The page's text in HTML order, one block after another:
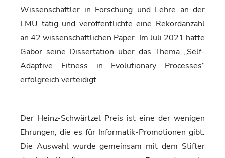
Wissenschaftler in Forschung und Lehre an der
LMU tätig und veröffentlichte eine Rekordanzahl
an 42 wissenschaftlichen Paper. Im Juli 2021 hatte
Gabor seine Dissertation über das Thema „Self-
Adaptive Fitness in Evolutionary Processes“
erfolgreich verteidigt.
Der Heinz-Schwärtzel Preis ist eine der wenigen
Ehrungen, die es für Informatik-Promotionen gibt.
Die Auswahl wurde gemeinsam mit dem Stifter